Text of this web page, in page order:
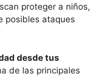
proteger a niños,
posibles ataques
desde tus
de las principales